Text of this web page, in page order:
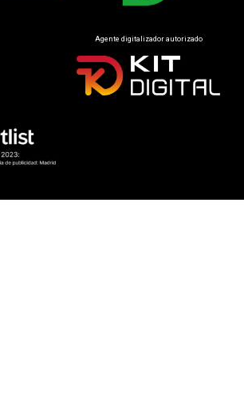
Agente digitalizador autorizado